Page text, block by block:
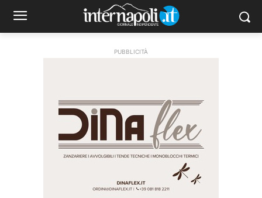
PUBBLICITÀ